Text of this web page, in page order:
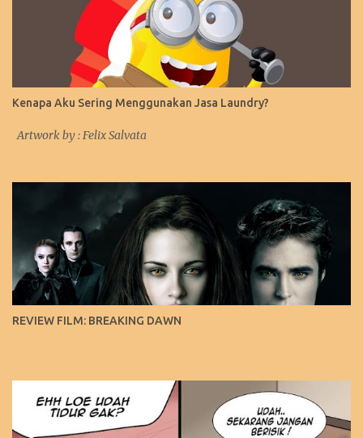
Kenapa Aku Sering Menggunakan Jasa Laundry?
Artwork by : Felix Salvata
REVIEW FILM: BREAKING DAWN